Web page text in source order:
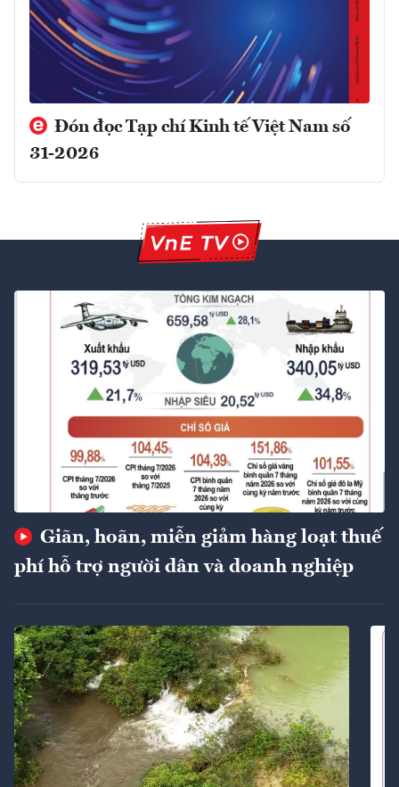
Đón đọc Tạp chí Kinh tế Việt Nam số
31-2026
Giãn, hoãn, miễn giảm hàng loạt thuế
phí hỗ trợ người dân và doanh nghiệp